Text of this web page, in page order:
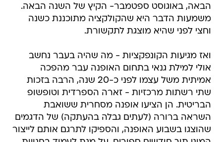
הבאה, באוגוסט ספטמבר- הקיץ של השנה הבאה.
משמעות הדבר היא שהקולקציה מתוכננת כשנה
וחצי לפני שהיא מוצגת לתקשורת.
ואז מגיעות הקונפקציות - מה שהיה בעבר נחשב
אולי למילת גנאי בתחום האופנה עבר מהפכה
אמיתית משל עצמו לפני כ-20 שנה, הרבה בזכות
שתי רשתות מרכזיות - זארה הספרדית וטופשופ
הבריטית. הן הציעו אופנה מסחרית ששואבת
השראה ברורה (לעתים גבלה בהעתקה) של הדגמים
שהוצגו בשבוע האופנה, והספיקו לתרגם אותם לייצור